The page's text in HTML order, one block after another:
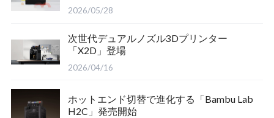
2026/05/28
次世代デュアルノズル3Dプリンター
「X2D」登場
2026/04/16
ホットエンド切替で進化する「Bambu Lab
H2C」発売開始